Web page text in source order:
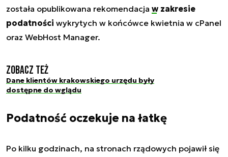
została opublikowana rekomendacja w zakresie
podatności wykrytych w końcówce kwietnia w cPanel
oraz WebHost Manager.
Zobacz też
Dane klientów krakowskiego urzędu były
dostępne do wglądu
Podatność oczekuje na łatkę
Po kilku godzinach, na stronach rządowych pojawił się